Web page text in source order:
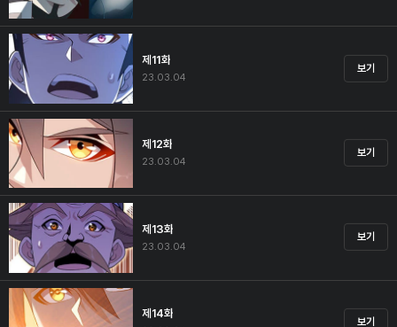
제11화
23.03.04
보기
제12화
23.03.04
보기
제13화
23.03.04
보기
제14화
보기